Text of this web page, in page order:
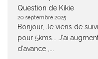
Question de Kikie
20 septembre 2025
Bonjour, Je viens de
pour 5kms... J'ai
d'avance ,...